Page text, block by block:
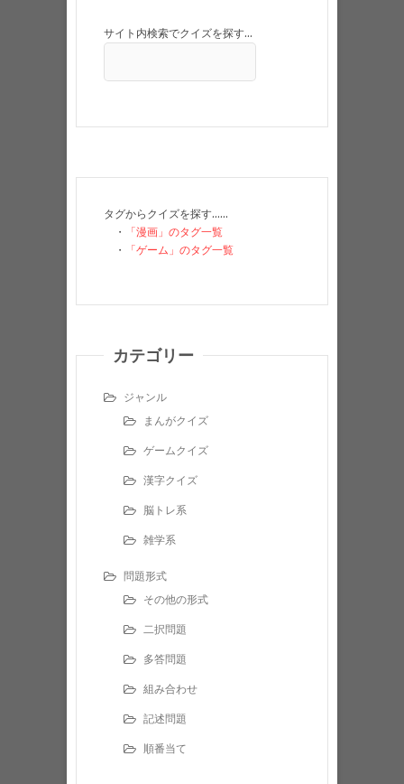
サイト内検索でクイズを探す…
タグからクイズを探す……
・
「漫画」のタグ一覧
・
「ゲーム」のタグ一覧
カテゴリー
ジャンル
まんがクイズ
ゲームクイズ
漢字クイズ
脳トレ系
雑学系
問題形式
その他の形式
二択問題
多答問題
組み合わせ
記述問題
順番当て